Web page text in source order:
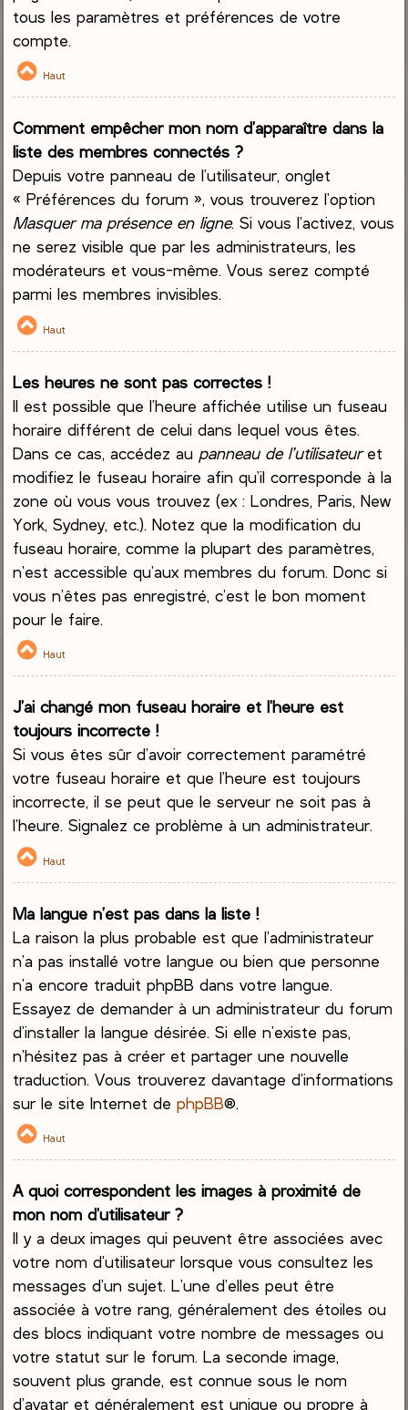
tous les paramètres et préférences de votre
compte.
Haut
Comment empêcher mon nom d’apparaître dans la
liste des membres connectés ?
Depuis votre panneau de l’utilisateur, onglet
« Préférences du forum », vous trouverez l’option
Masquer ma présence en ligne. Si vous l’activez, vous
ne serez visible que par les administrateurs, les
modérateurs et vous-même. Vous serez compté
parmi les membres invisibles.
Haut
Les heures ne sont pas correctes !
Il est possible que l’heure affichée utilise un fuseau
horaire différent de celui dans lequel vous êtes.
Dans ce cas, accédez au panneau de l’utilisateuret
modifiez le fuseau horaire afin qu’il corresponde à la
zone où vous vous trouvez (ex : Londres, Paris, New
York, Sydney, etc.). Notez que la modification du
fuseau horaire, comme la plupart des paramètres,
n’est accessible qu’aux membres du forum. Donc si
vous n’êtes pas enregistré, c’est le bon moment
pour le faire.
Haut
J’ai changé mon fuseau horaire et l’heure est
toujours incorrecte !
Si vous êtes sûr d’avoir correctement paramétré
votre fuseau horaire et que l’heure est toujours
incorrecte, il se peut que le serveur ne soit pas à
l’heure. Signalez ce problème à un administrateur.
Haut
Ma langue n’est pas dans la liste !
La raison la plus probable est que l’administrateur
n’a pas installé votre langue ou bien que personne
n’a encore traduit phpBB dans votre langue.
Essayez de demander à un administrateur du forum
d’installer la langue désirée. Si elle n’existe pas,
n’hésitez pas à créer et partager une nouvelle
traduction. Vous trouverez davantage d’informations
sur le site Internet dephpBB®.
Haut
A quoi correspondent les images à proximité de
mon nom d’utilisateur ?
Il y a deux images qui peuvent être associées avec
votre nom d’utilisateur lorsque vous consultez les
messages d’un sujet. L’une d’elles peut être
associée à votre rang, généralement des étoiles ou
des blocs indiquant votre nombre de messages ou
votre statut sur le forum. La seconde image,
souvent plus grande, est connue sous le nom
d’avatar et généralement est unique ou propre à